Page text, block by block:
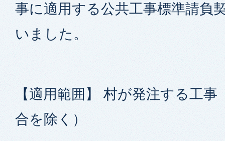
事に適用する公共工事標準請負
いました。
【適用範囲】 村が発注する工
合を除く）